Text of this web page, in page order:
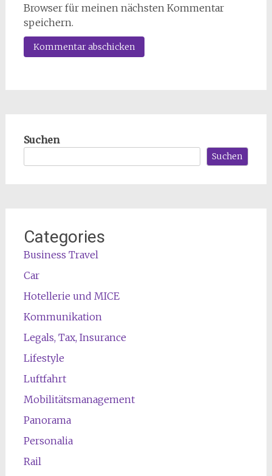
Browser für meinen nächsten Kommentar
speichern.
Suchen
Suchen
Categories
Business Travel
Car
Hotellerie und MICE
Kommunikation
Legals, Tax, Insurance
Lifestyle
Luftfahrt
Mobilitätsmanagement
Panorama
Personalia
Rail